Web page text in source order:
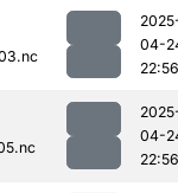
04-
22:56
04-
22:56